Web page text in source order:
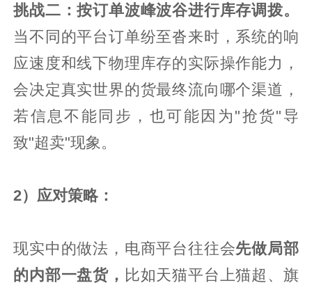
挑战二：按订单波峰波谷进行库存调拨。
当不同的平台订单纷至沓来时，系统的响
应速度和线下物理库存的实际操作能力，
会决定真实世界的货最终流向哪个渠道，
若信息不能同步，也可能因为"抢货"导
致"超卖"现象。
2）应对策略：
现实中的做法，电商平台往往会先做局部
的内部一盘货， 比如天猫平台上猫超、旗